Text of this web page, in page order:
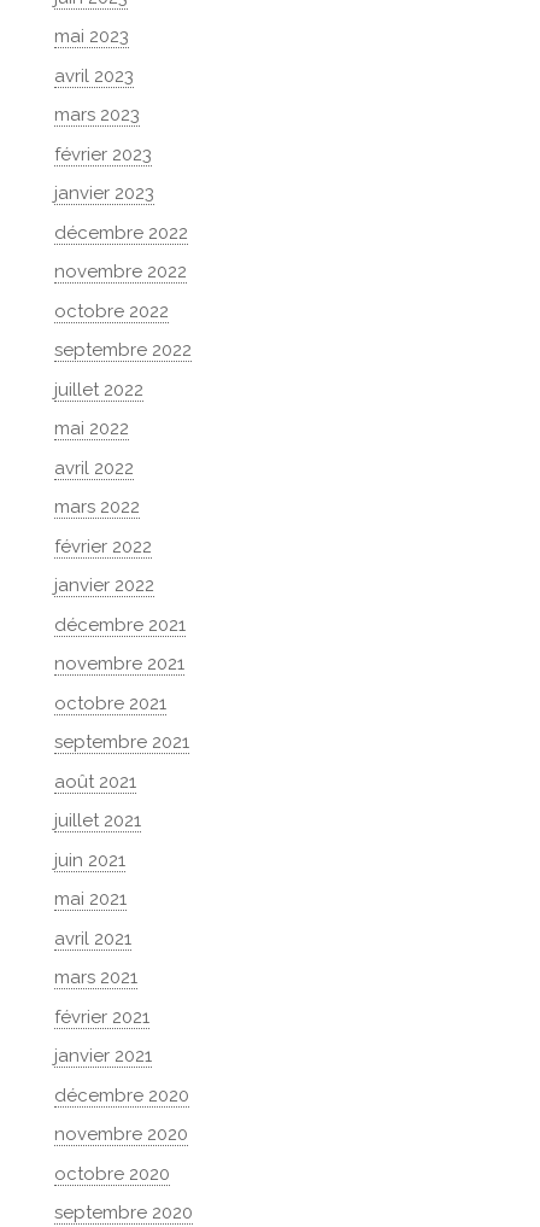
mai 2023
avril 2023
mars 2023
février 2023
janvier 2023
décembre 2022
novembre 2022
octobre 2022
septembre 2022
juillet 2022
mai 2022
avril 2022
mars 2022
février 2022
janvier 2022
décembre 2021
novembre 2021
octobre 2021
septembre 2021
août 2021
juillet 2021
juin 2021
mai 2021
avril 2021
mars 2021
février 2021
janvier 2021
décembre 2020
novembre 2020
octobre 2020
septembre 2020